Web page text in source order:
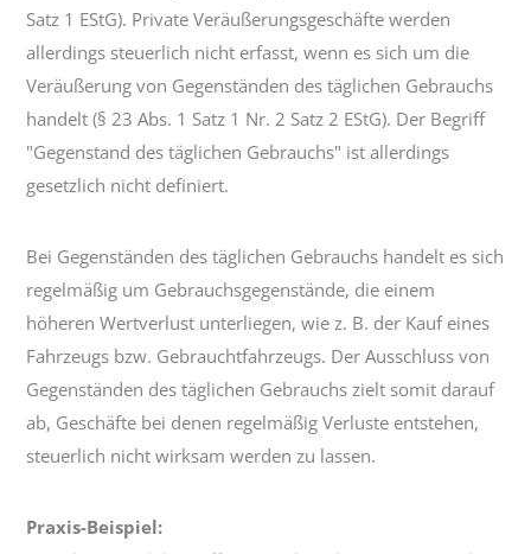
Satz 1 EStG). Private Veräußerungsgeschäfte werden
allerdings steuerlich nicht erfasst, wenn es sich um die
Veräußerung von Gegenständen des täglichen Gebrauchs
handelt (§ 23 Abs. 1 Satz 1 Nr. 2 Satz 2 EStG). Der Begriff
"Gegenstand des täglichen Gebrauchs" ist allerdings
gesetzlich nicht definiert.
Bei Gegenständen des täglichen Gebrauchs handelt es sich
regelmäßig um Gebrauchsgegenstände, die einem
höheren Wertverlust unterliegen, wie z. B. der Kauf eines
Fahrzeugs bzw. Gebrauchtfahrzeugs. Der Ausschluss von
Gegenständen des täglichen Gebrauchs zielt somit darauf
ab, Geschäfte bei denen regelmäßig Verluste entstehen,
steuerlich nicht wirksam werden zu lassen.
Praxis-Beispiel: